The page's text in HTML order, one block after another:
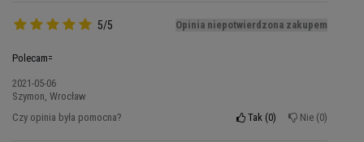
alergii na gluten
. Ich frustracja była ogromna - z
dostarczanie odpowiedniej ilości białka, z drugiej
strony standardowe odżywki powodowały u nich
dyskomfort, wzdęcia i problemy trawienne.
Producent BioTech USA doskonale rozumie te
5/5 Opinia niepotwierdzona zakupem
Polecam=
2021-05-06
Szymon, Wrocław
Czy opinia była pomocna?
Tak 0 Nie 0